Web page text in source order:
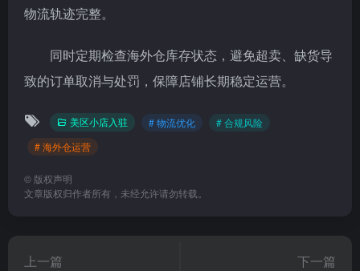
物流轨迹完整。
同时定期检查海外仓库存状态，避免超卖、缺货导
致的订单取消与处罚，保障店铺长期稳定运营。
美区小店入驻 # 物流优化
# 合规风险
# 海外仓运营
© 版权声明
文章版权归作者所有，未经允许请勿转载。
上一篇 下一篇